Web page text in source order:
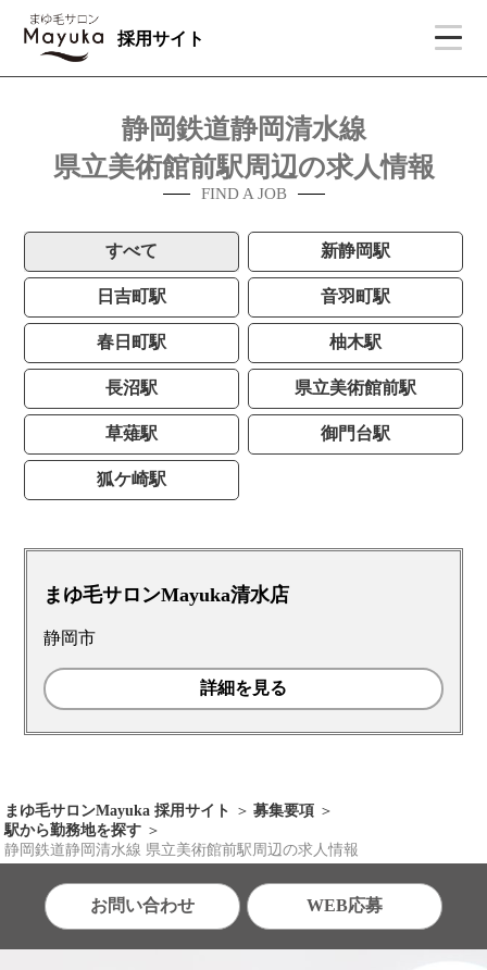
採用サイト
静岡鉄道静岡清水線
県立美術館前駅周辺の求人情報
FIND A JOB
すべて 新静岡駅
日吉町駅 音羽町駅
春日町駅 柚木駅
長沼駅 県立美術館前駅
草薙駅 御門台駅
狐ケ崎駅
まゆ毛サロンMayuka清水店
静岡市
詳細を見る
まゆ毛サロンMayuka 採用サイト
募集要項
駅から勤務地を探す
静岡鉄道静岡清水線 県立美術館前駅周辺の求人情報
お問い合わせ WEB応募